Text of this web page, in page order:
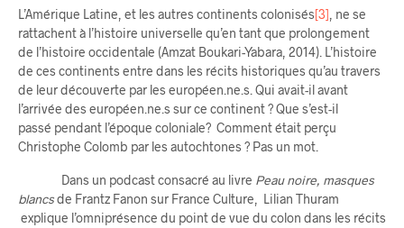
L’Amérique Latine, et les autres continents colonisés[3] , ne se
rattachent à l’histoire universelle qu’en tant que prolongement
de l’histoire occidentale (Amzat Boukari-Yabara, 2014). L’histoire
de ces continents entre dans les récits historiques qu’au travers
de leur découverte par les européen.ne.s. Qui avait-il avant
l’arrivée des européen.ne.s sur ce continent ? Que s’est-il
passé pendant l’époque coloniale? Comment était perçu
Christophe Colomb par les autochtones ? Pas un mot.
Dans un podcast consacré au livre Peau noire, masques
blancsde Frantz Fanon sur France Culture, Lilian Thuram
explique l’omniprésence du point de vue du colon dans les récits